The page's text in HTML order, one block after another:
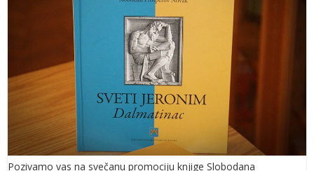
Pozivamo vas na svečanu promociju knjige Slobodana